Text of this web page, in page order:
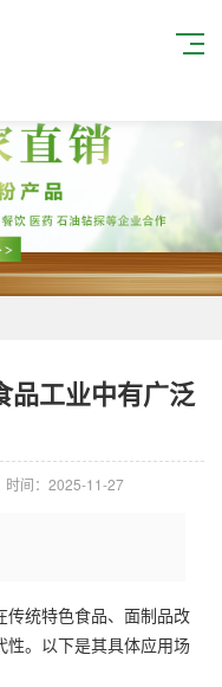
品工业中有广泛
时间：2025-11-27
传统特色食品、面制品改
性。以下是其具体应用场